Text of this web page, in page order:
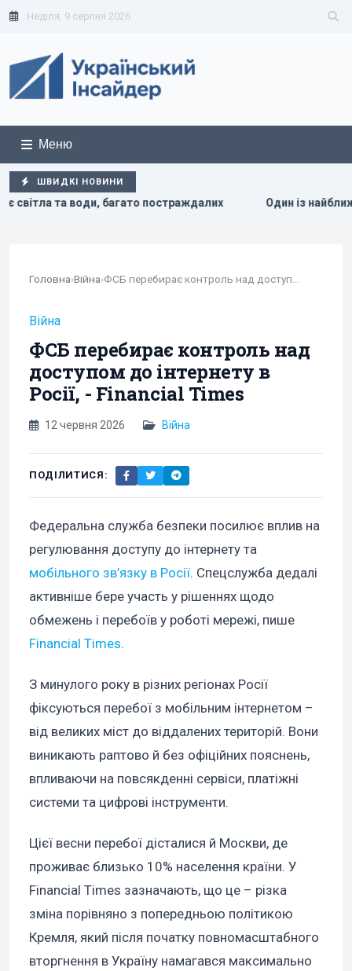
Неділя, 9 серпня 2026
Меню
ШВИДКІ НОВИНИ
постраждалих Один із найближчих соратників Асада
Головна›Війна›
Війна
ФСБ перебирає контроль над
доступом до інтернету в
Росії, - Financial Times
12 червня 2026 Війна
ПОДІЛИТИСЯ:
Федеральна служба безпеки посилює вплив на
регулювання доступу до інтернету та
мобільного зв’язку в Росії. Спецслужба дедалі
активніше бере участь у рішеннях щодо
обмежень і перебоїв у роботі мережі, пише
Financial Times.
З минулого року в різних регіонах Росії
фіксуються перебої з мобільним інтернетом –
від великих міст до віддалених територій. Вони
виникають раптово й без офіційних пояснень,
впливаючи на повсякденні сервіси, платіжні
системи та цифрові інструменти.
Цієї весни перебої дісталися й Москви, де
проживає близько 10% населення країни. У
Financial Times зазначають, що це – різка
зміна порівняно з попередньою політикою
Кремля, який після початку повномасштабного
вторгнення в Україну намагався максимально